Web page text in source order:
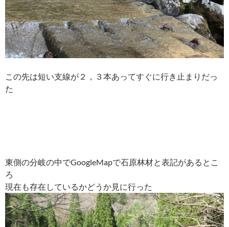
この先は短い支線が２，３本あってすぐに行き止まりだっ
た
東側の分岐の中でGoogleMapで石原林材と表記があるとこ
ろ
現在も存在しているかどうか見に行った